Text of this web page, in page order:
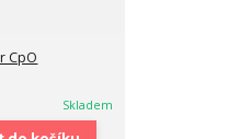
CpO
Skladem